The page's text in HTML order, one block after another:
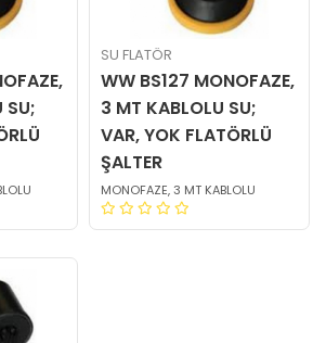
SU;
SU FLATÖR
WW BS127 MONOFAZE,
3 MT KABLOLU SU;
VAR, YOK FLATÖRLÜ
ŞALTER
MONOFAZE, 3 MT KABLOLU